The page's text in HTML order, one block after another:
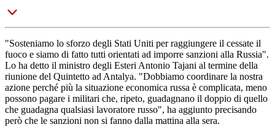
"Sosteniamo lo sforzo degli Stati Uniti per raggiungere il cessate il
fuoco e siamo di fatto tutti orientati ad imporre sanzioni alla Russia".
Lo ha detto il ministro degli Esteri Antonio Tajani al termine della
riunione del Quintetto ad Antalya. "Dobbiamo coordinare la nostra
azione perché più la situazione economica russa è complicata, meno
possono pagare i militari che, ripeto, guadagnano il doppio di quello
che guadagna qualsiasi lavoratore russo", ha aggiunto precisando
però che le sanzioni non si fanno dalla mattina alla sera.